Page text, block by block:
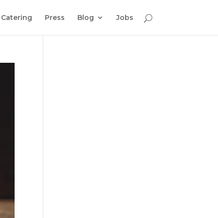
Catering Press Blog Jobs